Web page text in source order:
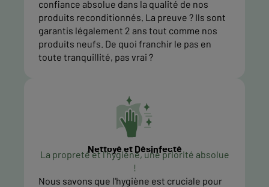
confiance absolue dans la qualité de nos
produits reconditionnés. La preuve ? Ils sont
garantis légalement 2 ans tout comme nos
produits neufs. De quoi franchir le pas en
toute tranquillité, pas vrai ?
Nettoyé et Désinfecté
La propreté et l'hygiène, une priorité absolue
!
Nous savons que l'hygiène est cruciale pour